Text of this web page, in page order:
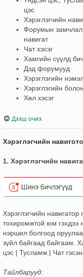
цэс
Хэрэглэгчийн
Форумын замчлал
навигат
Чат хэсэг
Хамгийн сүүлд
Дэд форумууд
Хэрэглэгийн
Хэрэглэгийн
Хөл хэсэг
Дээш очих
Хэрэглэгчийн
1. Хэрэглэгчийн
Хэрэглэгчийн навигатор
тохиромжтой юм гэхдээ
нэршил болгоод
зүйл байгаад байгаам.
цэс | Тусламж | Чат
Тайлбарууд: